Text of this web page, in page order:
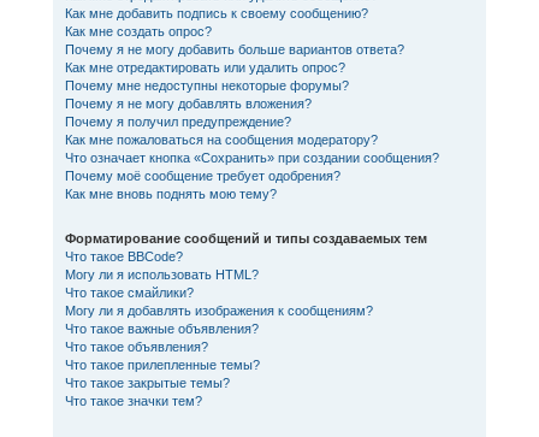
Как мне добавить подпись к своему сообщению?
Как мне создать опрос?
Почему я не могу добавить больше вариантов ответа?
Как мне отредактировать или удалить опрос?
Почему мне недоступны некоторые форумы?
Почему я не могу добавлять вложения?
Почему я получил предупреждение?
Как мне пожаловаться на сообщения модератору?
Что означает кнопка «Сохранить» при создании сообщения?
Почему моё сообщение требует одобрения?
Как мне вновь поднять мою тему?
Форматирование сообщений и типы создаваемых тем
Что такое BBCode?
Могу ли я использовать HTML?
Что такое смайлики?
Могу ли я добавлять изображения к сообщениям?
Что такое важные объявления?
Что такое объявления?
Что такое прилепленные темы?
Что такое закрытые темы?
Что такое значки тем?